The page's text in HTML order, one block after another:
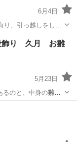
6月4日
り、引っ越しをして
り 久月 お雛
5月23日
のと、中身の雛壇